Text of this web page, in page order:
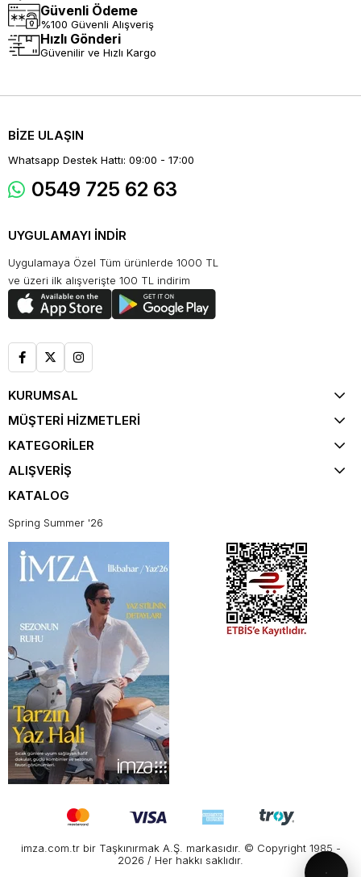
Güvenli Ödeme
%100 Güvenli Alışveriş
Hızlı Gönderi
Güvenilir ve Hızlı Kargo
BİZE ULAŞIN
Whatsapp Destek Hattı: 09:00 - 17:00
0549 725 62 63
UYGULAMAYI İNDİR
Uygulamaya Özel Tüm ürünlerde 1000 TL
ve üzeri ilk alışverişte 100 TL indirim
KURUMSAL
MÜŞTERİ HİZMETLERİ
KATEGORİLER
ALIŞVERİŞ
KATALOG
Spring Summer '26
imza.com.tr bir Taşkınırmak A.Ş. markasıdır. © Copyright 1985 -
2026 / Her hakkı saklıdır.